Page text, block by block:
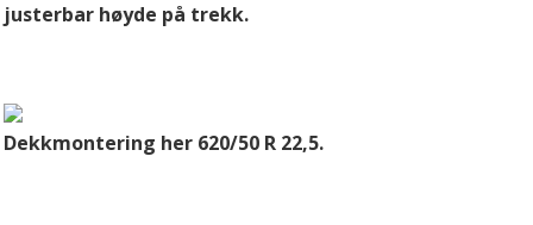
justerbar høyde på trekk.
Dekkmontering her 620/50 R 22,5.